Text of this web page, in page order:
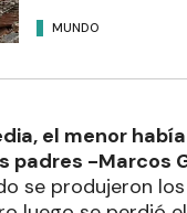
MUNDO
el menor
padres -Marcos
se produjeron